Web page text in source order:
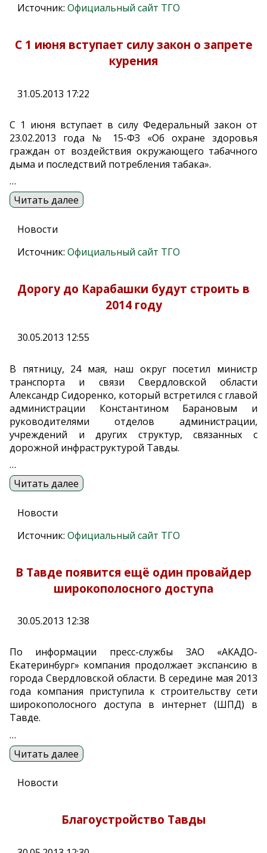
Источник: Официальный сайт ТГО
С 1 июня вступает силу закон о запрете
курения
31.05.2013 17:22
С 1 июня вступает в силу Федеральный закон от
23.02.2013 года № 15-ФЗ «Об охране здоровья
граждан от воздействия окружающего табачного
дыма и последствий потребления табака».
…
Читать далее
Новости
Источник: Официальный сайт ТГО
Дорогу до Карабашки будут строить в
2014 году
30.05.2013 12:55
В пятницу, 24 мая, наш округ посетил министр
транспорта и связи Свердловской области
Александр Сидоренко, который встретился с главой
администрации Константином Барановым и
руководителями отделов администрации,
учреждений и других структур, связанных с
дорожной инфраструктурой Тавды.
…
Читать далее
Новости
Источник: Официальный сайт ТГО
В Тавде появится ещё один провайдер
широкополосного доступа
30.05.2013 12:38
По информации пресс-службы ЗАО «АКАДО-
Екатеринбург» компания продолжает экспансию в
города Свердловской области. В середине мая 2013
года компания приступила к строительству сети
широкополосного доступа в интернет (ШПД) в
Тавде.
…
Читать далее
Новости
Благоустройство Тавды